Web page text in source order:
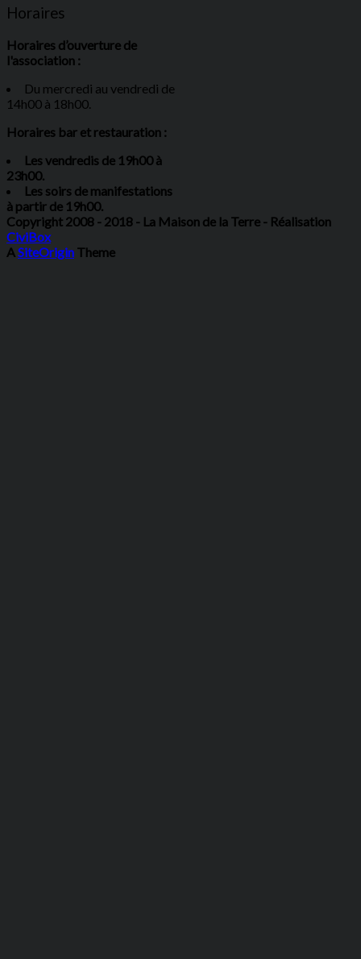
Horaires
Horaires d’ouverture de
l'association :
Du mercredi au vendredi de
14h00 à 18h00.
Horaires bar et restauration :
Les vendredis de 19h00 à
23h00.
Les soirs de manifestations
à partir de 19h00.
Copyright 2008 - 2018 - La Maison de la Terre - Réalisation
CiviBox
ASiteOrigin Theme